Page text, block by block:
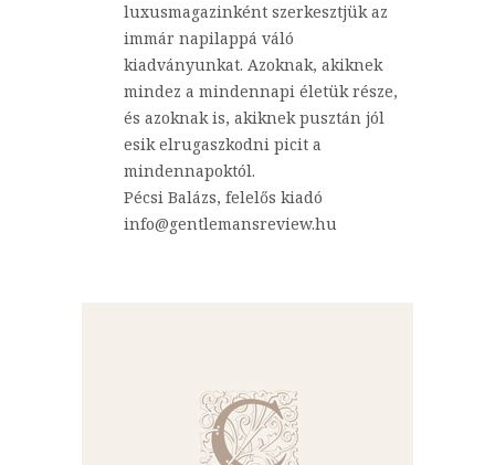
luxusmagazinként szerkesztjük az
immár napilappá váló
kiadványunkat. Azoknak, akiknek
mindez a mindennapi életük része,
és azoknak is, akiknek pusztán jól
esik elrugaszkodni picit a
mindennapoktól.
Pécsi Balázs, felelős kiadó
info@gentlemansreview.hu